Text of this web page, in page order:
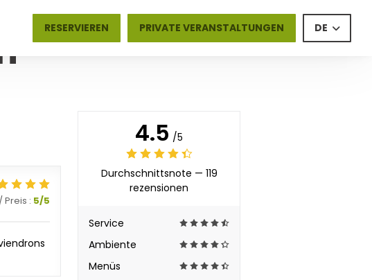
RESERVIEREN PRIVATE VERANSTALTUNGEN DE
Preis : 5/5
4.5 /5
Durchschnittsnote — 119
rezensionen
Service
Ambiente
Menüs